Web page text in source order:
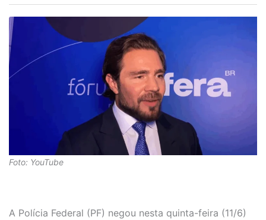
Foto: YouTube
A Polícia Federal (PF) negou nesta quinta-feira (11/6)